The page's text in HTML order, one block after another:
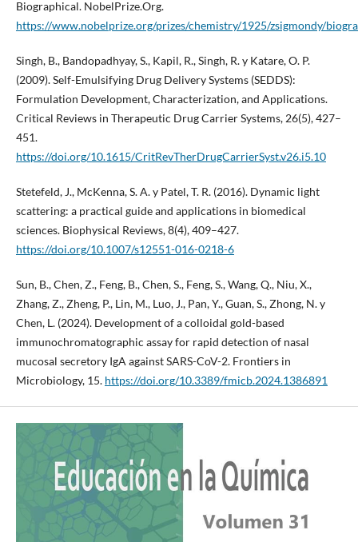
Biographical. NobelPrize.Org.
https://www.nobelprize.org/prizes/chemistry/1925/zsigmondy/
Singh, B., Bandopadhyay, S., Kapil, R., Singh, R. y Katare, O. P.
(2009). Self-Emulsifying Drug Delivery Systems (SEDDS):
Formulation Development, Characterization, and Applications.
Critical Reviews in Therapeutic Drug Carrier Systems, 26(5), 427–
451.
https://doi.org/10.1615/CritRevTherDrugCarrierSyst.v26.i5.10
Stetefeld, J., McKenna, S. A. y Patel, T. R. (2016). Dynamic light
scattering: a practical guide and applications in biomedical
sciences. Biophysical Reviews, 8(4), 409–427.
https://doi.org/10.1007/s12551-016-0218-6
Sun, B., Chen, Z., Feng, B., Chen, S., Feng, S., Wang, Q., Niu, X.,
Zhang, Z., Zheng, P., Lin, M., Luo, J., Pan, Y., Guan, S., Zhong, N. y
Chen, L. (2024). Development of a colloidal gold-based
immunochromatographic assay for rapid detection of nasal
mucosal secretory IgA against SARS-CoV-2. Frontiers in
Microbiology, 15. https://doi.org/10.3389/fmicb.2024.1386891